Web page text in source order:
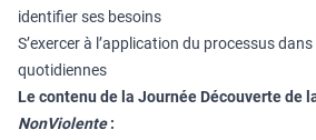
identifier ses besoins
S’exercer à l’application du processus
quotidiennes
Le contenu de la Journée Découverte de
NonViolente: